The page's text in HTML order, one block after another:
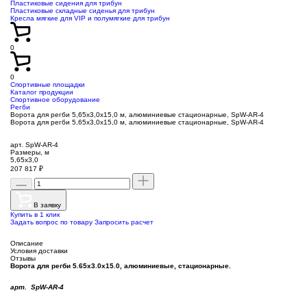
Пластиковые сидения для трибун
Пластиковые складные сиденья для трибун
Кресла мягкие для VIP и полумягкие для трибун
0
0
Спортивные площадки
Каталог продукции
Спортивное оборудование
Регби
Ворота для регби 5,65х3,0х15,0 м, алюминиевые стационарные, SpW-AR-4
Ворота для регби 5,65х3,0х15,0 м, алюминиевые стационарные, SpW-AR-4
арт. SpW-AR-4
Размеры, м
5,65х3,0
207 817 ₽
В заявку
Купить в 1 клик
Задать вопрос по товару Запросить расчет
Описание
Условия доставки
Отзывы
Ворота для регби 5.65х3.0х15.0, алюминиевые, стационарные.
арт. SpW-AR-4